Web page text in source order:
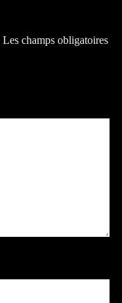
Les champs obligatoires